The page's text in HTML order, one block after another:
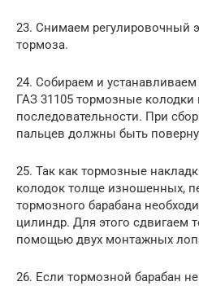
23. Снимаем регулировочный
тормоза.
24. Собираем и
ГАЗ 31105 тормозные колодки
последовательности. При
пальцев должны быть
25. Так как тормозные
колодок толще изношенных,
тормозного барабана
цилиндр. Для этого сдвигаем
помощью двух монтажных
26. Если тормозной барабан